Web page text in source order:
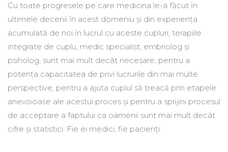
Cu toate progresele pe care medicina le-a făcut ȋn
ultimele decenii ȋn acest domeniu și din experienţa
acumulată de noi ȋn lucrul cu aceste cupluri, terapiile
integrate de cuplu, medic specialist, embriolog și
psiholog, sunt mai mult decât necesare, pentru a
potenţa capacitatea de privi lucrurile din mai multe
perspective, pentru a ajuta cuplul să treacă prin etapele
anevoioase ale acestui proces și pentru a sprijini procesul
de acceptare a faptului ca oamenii sunt mai mult decât
cifre și statistici. Fie ei medici, fie pacienţi.